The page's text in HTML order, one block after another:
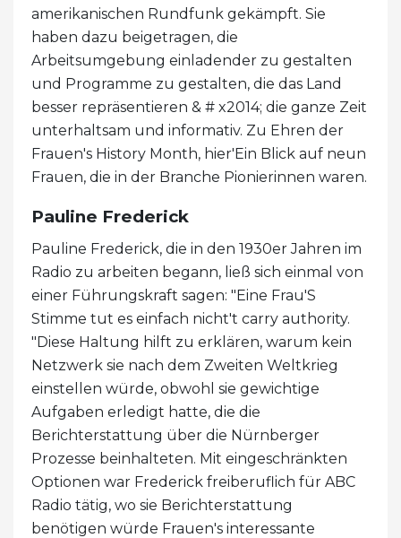
amerikanischen Rundfunk gekämpft. Sie
haben dazu beigetragen, die
Arbeitsumgebung einladender zu gestalten
und Programme zu gestalten, die das Land
besser repräsentieren & # x2014; die ganze Zeit
unterhaltsam und informativ. Zu Ehren der
Frauen's History Month, hier'Ein Blick auf neun
Frauen, die in der Branche Pionierinnen waren.
Pauline Frederick
Pauline Frederick, die in den 1930er Jahren im
Radio zu arbeiten begann, ließ sich einmal von
einer Führungskraft sagen: "Eine Frau'S
Stimme tut es einfach nicht't carry authority.
"Diese Haltung hilft zu erklären, warum kein
Netzwerk sie nach dem Zweiten Weltkrieg
einstellen würde, obwohl sie gewichtige
Aufgaben erledigt hatte, die die
Berichterstattung über die Nürnberger
Prozesse beinhalteten. Mit eingeschränkten
Optionen war Frederick freiberuflich für ABC
Radio tätig, wo sie Berichterstattung
benötigen würde Frauen's interessante